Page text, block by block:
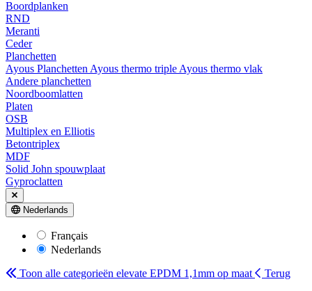
Boordplanken
RND
Meranti
Ceder
Planchetten
Ayous Planchetten Ayous thermo triple Ayous thermo vlak
Andere planchetten
Noordboomlatten
Platen
OSB
Multiplex en Elliotis
Betontriplex
MDF
Solid John spouwplaat
Gyproclatten
Nederlands
Français
Nederlands
Toon alle categorieën elevate EPDM 1,1mm op maat
Terug